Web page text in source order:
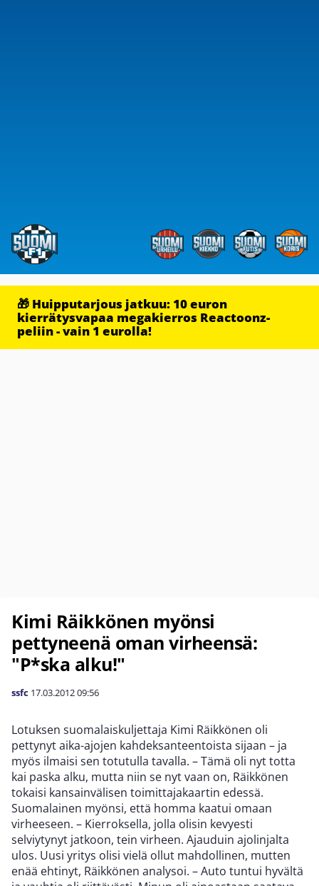
🎁 Huipputarjous jatkuu: 10 euron
kierrätysvapaa megakierros Reactoonz-
peliin - vain 1 eurolla!
Kimi Räikkönen myönsi
pettyneenä oman virheensä:
"P*ska alku!"
ssfc 17.03.201209:56
Lotuksen suomalaiskuljettaja Kimi Räikkönen oli
pettynyt aika-ajojen kahdeksanteentoista sijaan – ja
myös ilmaisi sen totutulla tavalla. – Tämä oli nyt totta
kai paska alku, mutta niin se nyt vaan on, Räikkönen
tokaisi kansainvälisen toimittajakaartin edessä.
Suomalainen myönsi, että homma kaatui omaan
virheeseen. – Kierroksella, jolla olisin kevyesti
selviytynyt jatkoon, tein virheen. Ajauduin ajolinjalta
ulos. Uusi yritys olisi vielä ollut mahdollinen, mutten
enää ehtinyt, Räikkönen analysoi. – Auto tuntui hyvältä